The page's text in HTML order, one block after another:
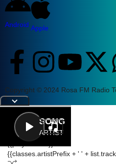
Android Apple
Copyright © 2024 Rosa FM Radio
|
SONG
ARTIST
Letra
{{playListTitle}}
{{classes.artistPrefix + ' ' +